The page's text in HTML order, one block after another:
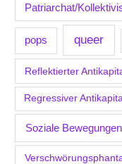
Patriarchat/
pops queer
Reflektierter
Regressiver
Soziale Bewegungen